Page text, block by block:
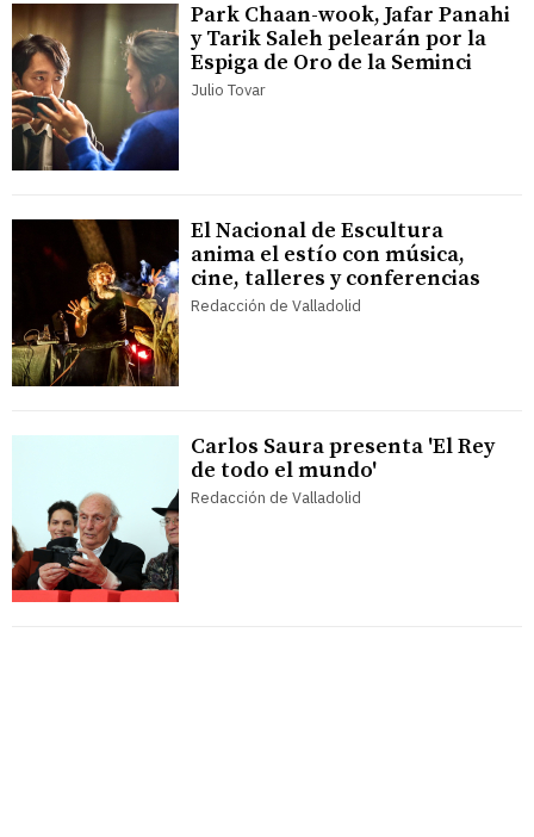
Park Chaan-wook, Jafar Panahi
y Tarik Saleh pelearán por la
Espiga de Oro de la Seminci
Julio Tovar
El Nacional de Escultura
anima el estío con música,
cine, talleres y conferencias
Redacción de Valladolid
Carlos Saura presenta 'El Rey
de todo el mundo'
Redacción de Valladolid